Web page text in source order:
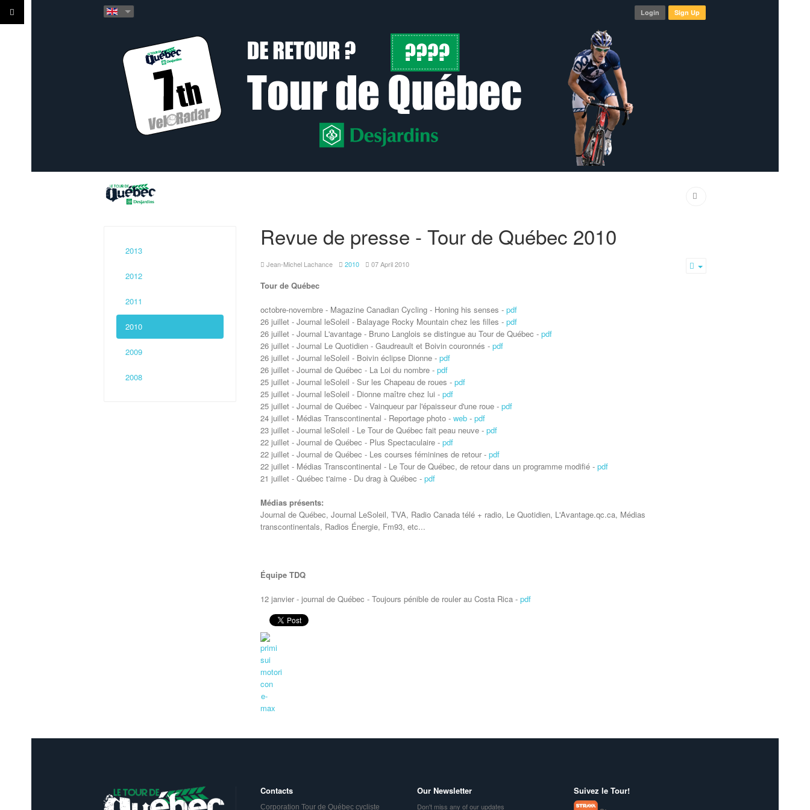
Login Sign Up
Revue de presse - Tour de Québec 2010
Jean-Michel Lachance 2010 07 April 2010
Tour de Québec
octobre-novembre - Magazine Canadian Cycling - Honing his senses - pdf
26 juillet - Journal leSoleil - Balayage Rocky Mountain chez les filles - pdf
26 juillet - Journal L'avantage - Bruno Langlois se distingue au Tour de Québec - pdf
26 juillet - Journal Le Quotidien - Gaudreault et Boivin couronnés - pdf
26 juillet - Journal leSoleil - Boivin éclipse Dionne - pdf
26 juillet - Journal de Québec - La Loi du nombre - pdf
25 juillet - Journal leSoleil - Sur les Chapeau de roues - pdf
25 juillet - Journal leSoleil - Dionne maître chez lui - pdf
25 juillet - Journal de Québec - Vainqueur par l'épaisseur d'une roue - pdf
24 juillet - Médias Transcontinental - Reportage photo - web - pdf
23 juillet - Journal leSoleil - Le Tour de Québec fait peau neuve - pdf
22 juillet - Journal de Québec - Plus Spectaculaire - pdf
22 juillet - Journal de Québec - Les courses féminines de retour - pdf
22 juillet - Médias Transcontinental - Le Tour de Québec, de retour dans un programme modifié - pdf
21 juillet - Québec t'aime - Du drag à Québec - pdf
Médias présents:
Journal de Québec, Journal LeSoleil, TVA, Radio Canada télé + radio, Le Quotidien, L'Avantage.qc.ca, Médias
transcontinentals, Radios Énergie, Fm93, etc...
Équipe TDQ
12 janvier - journal de Québec - Toujours pénible de rouler au Costa Rica - pdf
2013
2012
2011
2010
2009
2008
Contacts
Corporation Tour de Québec cycliste
Our Newsletter
Don't miss any of our updates
Suivez le Tour!